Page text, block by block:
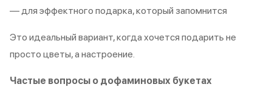
— для эффектного подарка, который запомнится
Это идеальный вариант, когда хочется подарить не
просто цветы, а настроение.
Частые вопросы о дофаминовых букетах